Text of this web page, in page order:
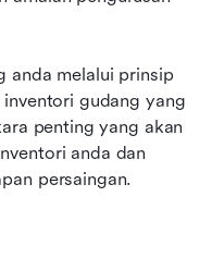
anda melalui prinsip
gudang yang
penting yang akan
anda dan
persaingan.